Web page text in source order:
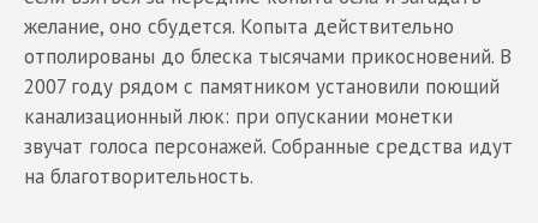
желание, оно сбудется. Копыта действительно
отполированы до блеска тысячами прикосновений. В
2007 году рядом с памятником установили поющий
канализационный люк: при опускании монетки
звучат голоса персонажей. Собранные средства идут
на благотворительность.